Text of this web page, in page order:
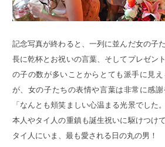
記念写真が終わると、一列に並んだ女の子
長に乾杯とお祝いの言葉、そしてプレゼン
の子の数が多いことからとても派手に見
が、女の子たちの表情や言葉は非常に感
「なんとも頬笑ましい心温まる光景でした
本人やタイ人の重鎮も誕生祝いに駆けつけ
タイ人にいま、最も愛される日の丸の男！